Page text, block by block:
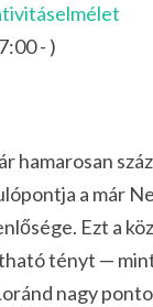
- )
hamarosan
a már
Ezt a
tényt —
nagy